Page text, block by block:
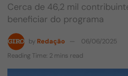
Cerca de 46,2 mil
beneficiar do programa
by Redação
06/06/2025
Reading Time: 2 mins read